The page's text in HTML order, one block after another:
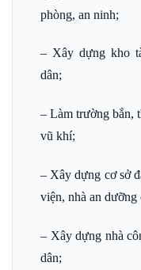
phòng, an ninh;
– Xây dựng kho
dân;
– Làm trường bắn,
vũ khí;
– Xây dựng cơ sở
viện, nhà an
– Xây dựng nhà
dân;